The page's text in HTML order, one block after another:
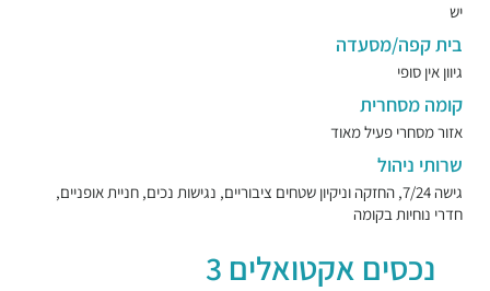
יש
בית קפה/מסעדה
גיוון אין סופי
קומה מסחרית
אזור מסחרי פעיל מאוד
שרותי ניהול
גישה 7/24, החזקה וניקיון שטחים ציבוריים, נגישות נכים, חניית אופניים,
חדרי נוחיות בקומה
נכסים אקטואלים 3